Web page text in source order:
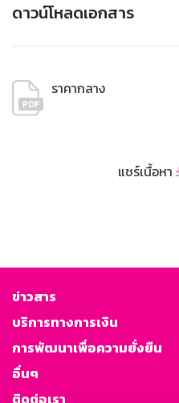
ดาวน์โหลดเอกสาร
ราคากลาง
แชร์เนื้อหา :
ข่าวสาร
บริการทางการเงิน
การพัฒนาเพื่อความยั่งยืน
อื่นๆ